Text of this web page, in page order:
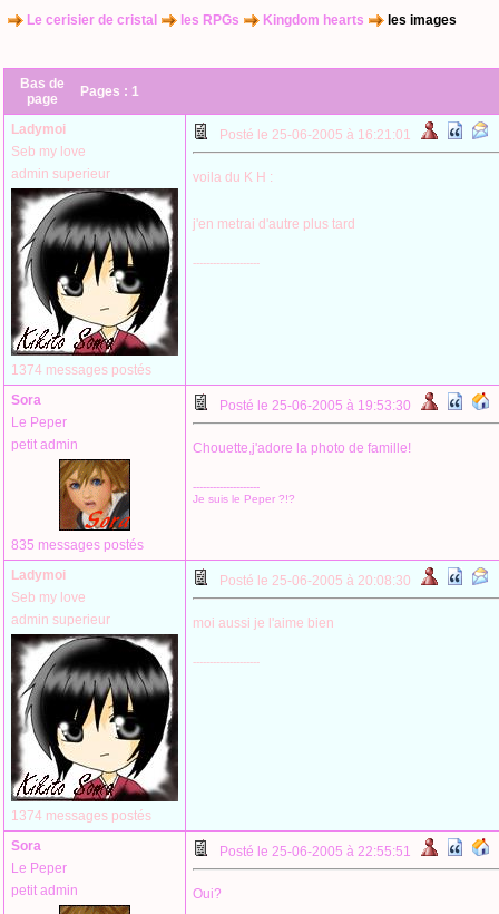
Le cerisier de cristal les RPGs Kingdom hearts les images
Bas de
page
Pages : 1
Ladymoi
Seb my love
admin superieur
1374 messages postés
Posté le 25-06-2005 à 16:21:01
voila du K H :
j'en metrai d'autre plus tard
--------------------
Sora
Le Peper
petit admin
835 messages postés
Posté le 25-06-2005 à 19:53:30
Chouette,j'adore la photo de famille!
--------------------
Je suis le Peper ?!?
Ladymoi
Seb my love
admin superieur
1374 messages postés
Posté le 25-06-2005 à 20:08:30
moi aussi je l'aime bien
--------------------
Sora
Le Peper
petit admin
Posté le 25-06-2005 à 22:55:51
Oui?